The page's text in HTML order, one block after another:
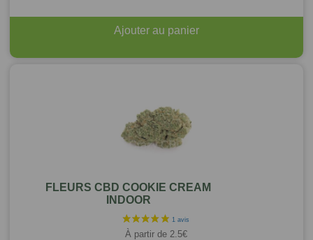
Ajouter au panier
FLEURS CBD COOKIE CREAM
INDOOR
À partir de2.5€